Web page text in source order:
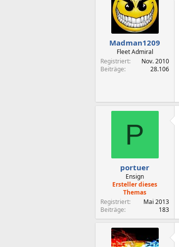
Madman1209
Fleet Admiral
Registriert
Nov. 2010
Beiträge
28.106
P
portuer
Ensign
Ersteller dieses
Themas
Registriert
Mai 2013
Beiträge
183